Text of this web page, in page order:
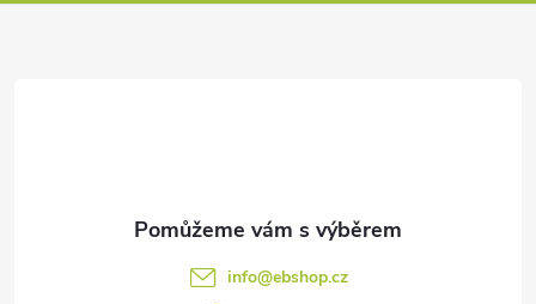
info@ebshop.cz